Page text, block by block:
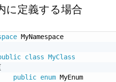
に定義する場合
class MyClass
public enum MyEnum